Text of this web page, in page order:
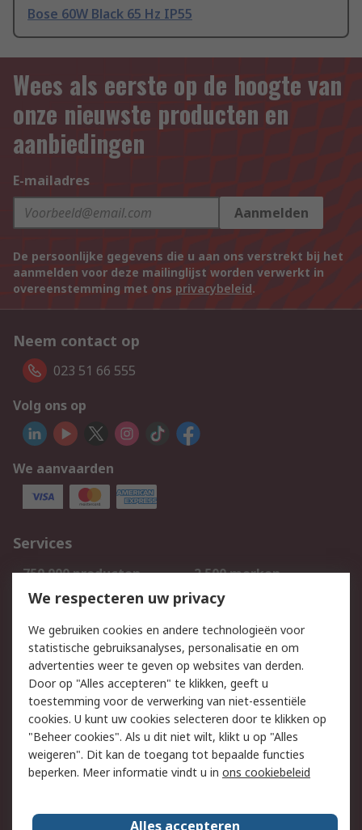
Bose 60W Black 65 Hz IP55
Wees als eerste op de hoogte van
onze nieuwste producten en
aanbiedingen
E-mailadres
Aanmelden
De persoonlijke gegevens die u aan ons verstrekt bij het
aanmelden voor deze mailinglijst worden verwerkt in
overeenstemming met ons privacybeleid.
Neem contact op
023 51 66 555
Volg ons op
We aanvaarden
Services
750.000 producten
2.500 merken
Bestellen
Inkoopoplossingen
Track & Trace
Wettelijk
Cookiebeleid
Email veiligheid
Privacybeleid
Websitevoorwaarden
Algemene
verkoopvoorwaarden
Over RS
We respecteren uw privacy
We gebruiken cookies en andere technologieën voor
statistische gebruiksanalyses, personalisatie en om
advertenties weer te geven op websites van derden.
Door op "Alles accepteren" te klikken, geeft u
toestemming voor de verwerking van niet-essentiële
cookies. U kunt uw cookies selecteren door te klikken op
"Beheer cookies". Als u dit niet wilt, klikt u op "Alles
weigeren". Dit kan de toegang tot bepaalde functies
beperken. Meer informatie vindt u in ons cookiebeleid
Alles accepteren